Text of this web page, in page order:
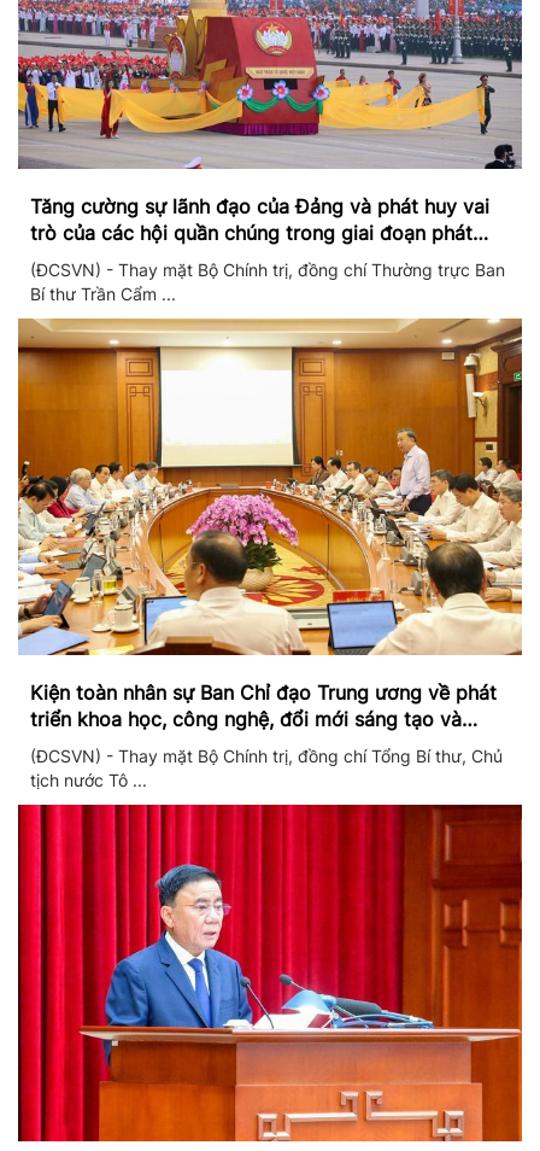
Tăng cường sự lãnh đạo của Đảng và phát huy vai
trò của các hội quần chúng trong giai đoạn phát
triển mới
(ĐCSVN) - Thay mặt Bộ Chính trị, đồng chí Thường trực Ban
Bí thư Trần Cẩm ...
Kiện toàn nhân sự Ban Chỉ đạo Trung ương về phát
triển khoa học, công nghệ, đổi mới sáng tạo và
chuyển đổi số
(ĐCSVN) - Thay mặt Bộ Chính trị, đồng chí Tổng Bí thư, Chủ
tịch nước Tô ...